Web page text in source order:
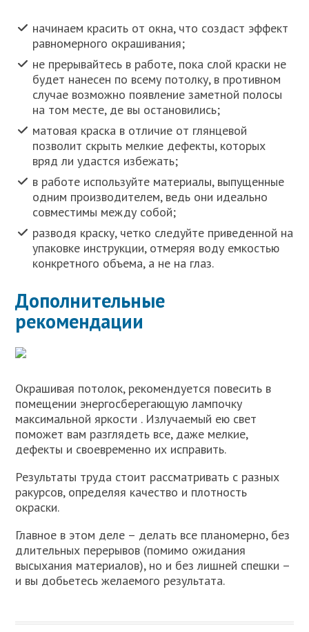
начинаем красить от окна, что создаст эффект
равномерного окрашивания;
не прерывайтесь в работе, пока слой краски не
будет нанесен по всему потолку, в противном
случае возможно появление заметной полосы
на том месте, де вы остановились;
матовая краска в отличие от глянцевой
позволит скрыть мелкие дефекты, которых
вряд ли удастся избежать;
в работе используйте материалы, выпущенные
одним производителем, ведь они идеально
совместимы между собой;
разводя краску, четко следуйте приведенной на
упаковке инструкции, отмеряя воду емкостью
конкретного объема, а не на глаз.
Дополнительные
рекомендации
Окрашивая потолок, рекомендуется повесить в
помещении энергосберегающую лампочку
максимальной яркости . Излучаемый ею свет
поможет вам разглядеть все, даже мелкие,
дефекты и своевременно их исправить.
Результаты труда стоит рассматривать с разных
ракурсов, определяя качество и плотность
окраски.
Главное в этом деле – делать все планомерно, без
длительных перерывов (помимо ожидания
высыхания материалов), но и без лишней спешки –
и вы добьетесь желаемого результата.